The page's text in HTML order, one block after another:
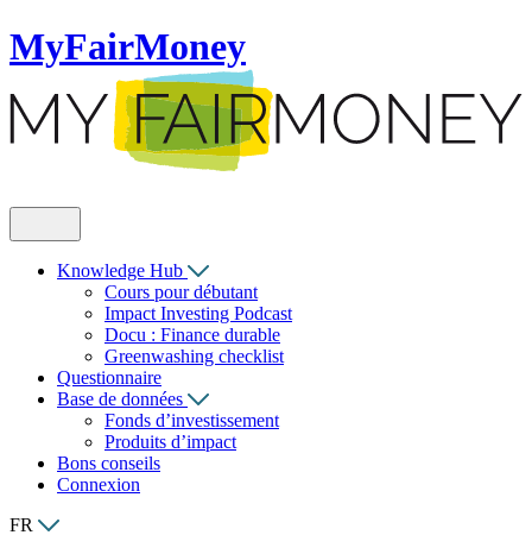
MyFairMoney
Knowledge Hub
Cours pour débutant
Impact Investing Podcast
Docu : Finance durable
Greenwashing checklist
Questionnaire
Base de données
Fonds d’investissement
Produits d’impact
Bons conseils
Connexion
FR